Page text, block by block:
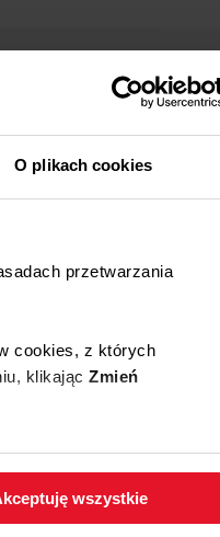
O plikach cookies
przetwarzania
cookies, z których
klikając Zmień
zakładkęPolityka
wszystkie